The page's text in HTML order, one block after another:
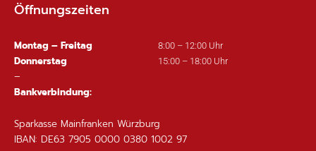
Öffnungszeiten
Montag – Freitag 8:00 – 12:00 Uhr
Donnerstag 15:00 – 18:00 Uhr
–
Bankverbindung:
Sparkasse Mainfranken Würzburg
IBAN: DE63 7905 0000 0380 1002 97